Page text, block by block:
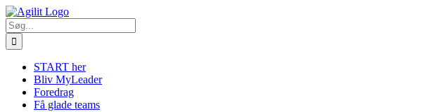
Skip
to
content
Søg
efter:
START her
Bliv MyLeader
Foredrag
Få glade teams